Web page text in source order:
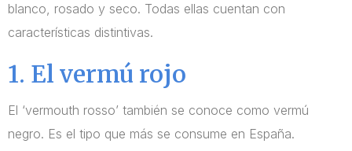
blanco, rosado y seco. Todas ellas cuentan con
características distintivas.
1. El vermú rojo
El ‘vermouth rosso’ también se conoce como vermú
negro. Es el tipo que más se consume en España.